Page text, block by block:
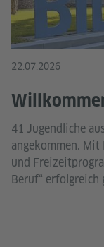
22.07.2026
41 Jugendliche
angekommen.
und
Beruf“ erfolgreich